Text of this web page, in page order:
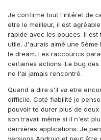
Je confirme tout l'intéret de
etre le meilleur, il est
rapide avec les pouces. Il
utile. J'aurais aimé une
le dream. Les raccourcis
certaines actions. Le bug
ne l'ai jamais rencontré.
Quand a dire s'il va etre
difficile. Coté fiabilité je
pouvoir te durer plus de
son travail même si il n'est
dernières applications. Je